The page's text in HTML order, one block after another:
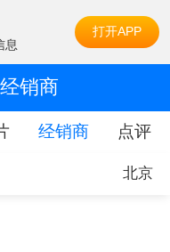
息
打开APP
销商
经销商 点评
北京